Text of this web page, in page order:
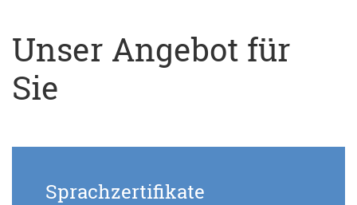
Unser Angebot für
Sie
Sprachzertifikate